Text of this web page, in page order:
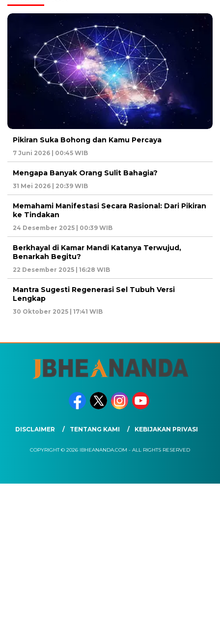
Pikiran Suka Bohong dan Kamu Percaya
7 Juni 2026 | 00:45 WIB
Mengapa Banyak Orang Sulit Bahagia?
31 Mei 2026 | 20:39 WIB
Memahami Manifestasi Secara Rasional: Dari Pikiran
ke Tindakan
24 Desember 2025 | 00:39 WIB
Berkhayal di Kamar Mandi Katanya Terwujud,
Benarkah Begitu?
22 Desember 2025 | 16:28 WIB
Mantra Sugesti Regenerasi Sel Tubuh Versi
Lengkap
30 Oktober 2025 | 17:41 WIB
DISCLAIMER TENTANG KAMI KEBIJAKAN PRIVASI
COPYRIGHT © 2026 IBHEANANDA.COM - ALL RIGHTS RESERVED